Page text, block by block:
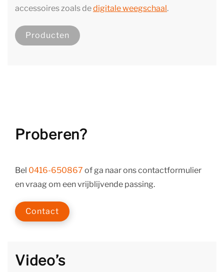
accessoires zoals dedigitale weegschaal.
Producten
Proberen?
Bel 0416-650867 of ga naar ons contactformulier
en vraag om een vrijblijvende passing.
Contact
Video’s